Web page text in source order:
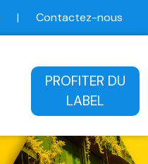
| Contactez-nous
PROFITER DU
LABEL